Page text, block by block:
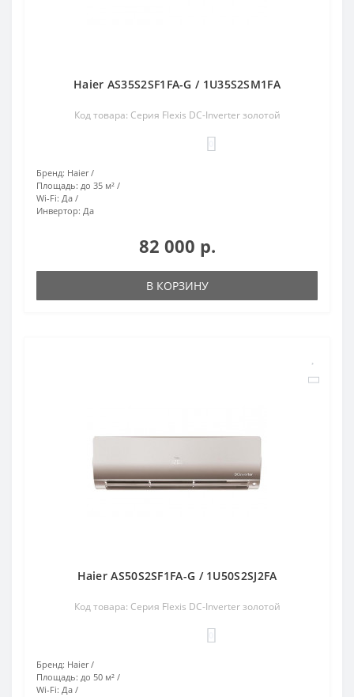
Haier AS35S2SF1FA-G / 1U35S2SM1FA
Код товара: Серия Flexis DC-Inverter золотой
Бренд: Haier
Площадь: до 35 м²
Wi-Fi: Да
Инвертор: Да
82 000 р.
В КОРЗИНУ
Haier AS50S2SF1FA-G / 1U50S2SJ2FA
Код товара: Серия Flexis DC-Inverter золотой
Бренд: Haier
Площадь: до 50 м²
Wi-Fi: Да